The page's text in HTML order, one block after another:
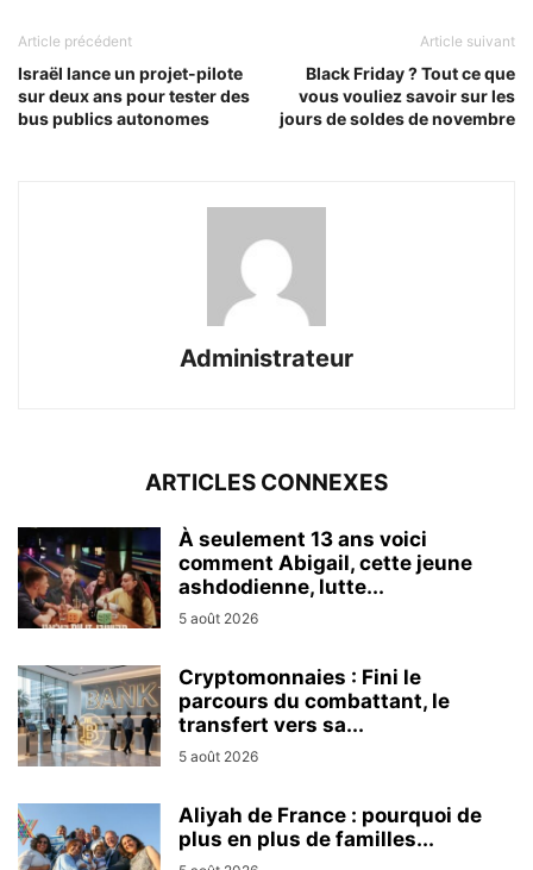
Article précédent
Israël lance un projet-pilote
sur deux ans pour tester des
bus publics autonomes
Article suivant
Black Friday ? Tout ce que
vous vouliez savoir sur les
jours de soldes de novembre
Administrateur
ARTICLES CONNEXES
À seulement 13 ans voici
comment Abigail, cette jeune
ashdodienne, lutte...
5 août 2026
Cryptomonnaies : Fini le
parcours du combattant, le
transfert vers sa...
5 août 2026
Aliyah de France : pourquoi de
plus en plus de familles...